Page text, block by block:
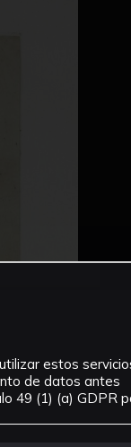
estos
de datos antes
49 (1) (a) GDPR